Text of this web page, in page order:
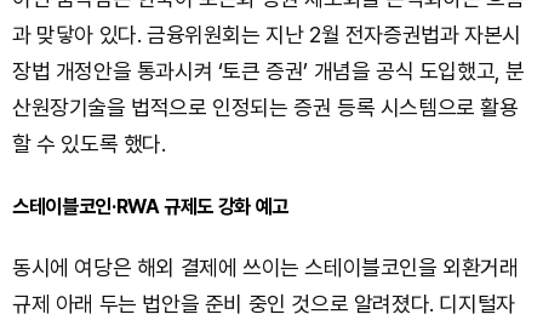
과 맞닿아 있다. 금융위원회는 지난 2월 전자증권법과 자본시
장법 개정안을 통과시켜 ‘토큰 증권’ 개념을 공식 도입했고, 분
산원장기술을 법적으로 인정되는 증권 등록 시스템으로 활용
할 수 있도록 했다.
스테이블코인·RWA 규제도 강화 예고
동시에 여당은 해외 결제에 쓰이는 스테이블코인을 외환거래
규제 아래 두는 법안을 준비 중인 것으로 알려졌다. 디지털자